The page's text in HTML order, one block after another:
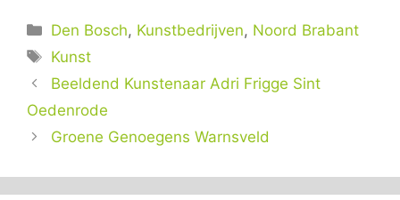
Categorieën
Den Bosch, Kunstbedrijven, Noord Brabant
Tags
Kunst
Beeldend Kunstenaar Adri Frigge Sint
Oedenrode
Groene Genoegens Warnsveld